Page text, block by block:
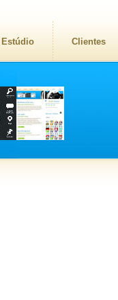
Estúdio Clientes